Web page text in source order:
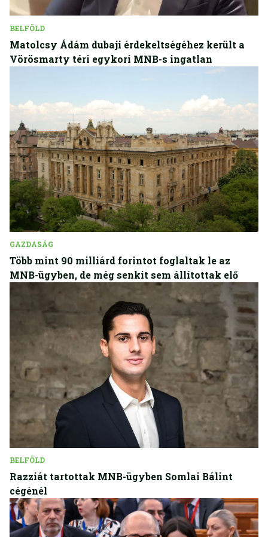
BELFÖLD
Matolcsy Ádám dubaji érdekeltségéhez került a
Vörösmarty téri egykori MNB-s ingatlan
GAZDASÁG
Több mint 90 milliárd forintot foglaltak le az
MNB-ügyben, de még senkit sem állítottak elő
BELFÖLD
Razziát tartottak MNB-ügyben Somlai Bálint
cégénél